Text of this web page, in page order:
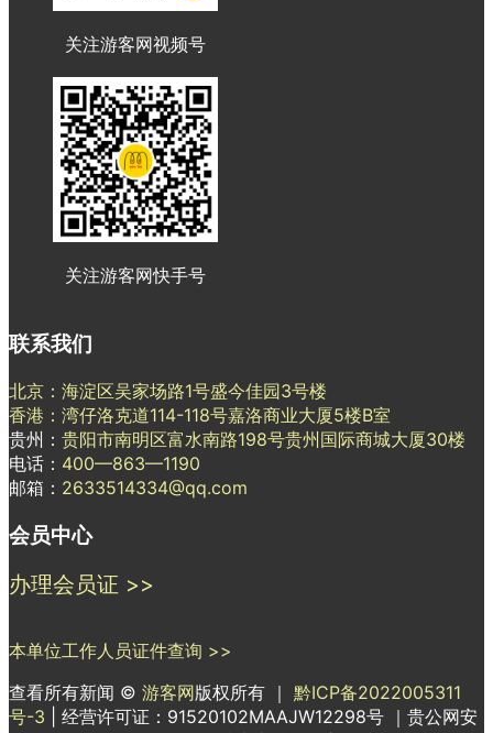
关注游客网视频号
关注游客网快手号
联系我们
北京：海淀区吴家场路1号盛今佳园3号楼
香港：湾仔洛克道114-118号嘉洛商业大厦5楼B室
贵州： 贵阳市南明区富水南路198号贵州国际商城大厦30楼
电话： 400—863—1190
邮箱： 2633514334@qq.com
会员中心
办理会员证 >>
本单位工作人员证件查询 >>
查看所有新闻 © 游客网版权所有 ｜ 黔ICP备2022005311
号-3
| 经营许可证：91520102MAAJW12298号 ｜贵公网安